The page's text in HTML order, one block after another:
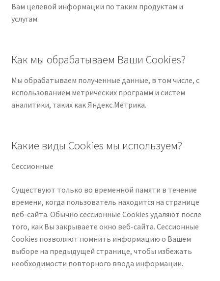
Вам целевой информации по таким продуктам и
услугам.
Как мы обрабатываем Ваши Cookies?
Мы обрабатываем полученные данные, в том числе, с
использованием метрических программ и систем
аналитики, таких как Яндекс.Метрика.
Какие виды Сookies мы используем?
Сессионные
Существуют только во временной памяти в течение
времени, когда пользователь находится на странице
веб-сайта. Обычно сессионные Cookies удаляют после
того, как Вы закрываете окно веб-сайта. Сессионные
Cookies позволяют помнить информацию о Вашем
выборе на предыдущей странице, чтобы избежать
необходимости повторного ввода информации.